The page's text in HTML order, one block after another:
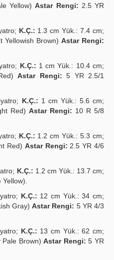
Yellow)Astar Rengi: 2.5 YR
K.Ç.: 1.3 cm Yük.: 7.4 cm;
Yellowish Brown)Astar Rengi:
K.Ç.: 1 cm Yük.: 10.4 cm;
Astar Rengi: 5 YR 2.5/1
K.Ç.: 1 cm Yük.: 5.6 cm;
Red) Astar Rengi: 10 R 5/8
K.Ç.: 1.2 cm Yük.: 5.3 cm;
Red) Astar Rengi: 2.5 YR 4/6
K.Ç.: 1.2 cm Yük.: 13.7 cm;
K.Ç.: 12 cm Yük.: 34 cm;
Gray)Astar Rengi: 5 YR 4/3
K.Ç.: 13 cm Yük.: 62 cm;
Pale Brown)Astar Rengi: 5 YR